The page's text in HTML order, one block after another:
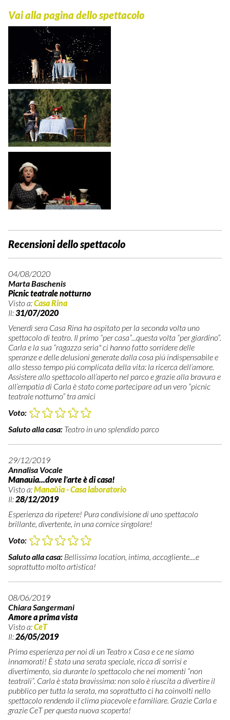
Vai alla pagina dello spettacolo
Recensioni dello spettacolo
04/08/2020
Marta Baschenis
Picnic teatrale notturno
Visto a:Casa Rina
Il:31/07/2020
Venerdì sera Casa Rina ha ospitato per la seconda volta uno
spettacolo di teatro. Il primo “per casa”...questa volta “per giardino”.
Carla e la sua “ragazza seria" ci hanno fatto sorridere delle
speranze e delle delusioni generate dalla cosa piú indispensabile e
allo stesso tempo piú complicata della vita: la ricerca dell’amore.
Assistere allo spettacolo all’aperto nel parco e grazie alla bravura e
all’empatia di Carla è stato come partecipare ad un vero “picnic
teatrale notturno” tra amici
Voto:
Saluto alla casa: Teatro in uno splendido parco
29/12/2019
Annalisa Vocale
Manauia...dove l'arte è di casa!
Visto a:Manaùia - Casa laboratorio
Il:28/12/2019
Esperienza da ripetere! Pura condivisione di uno spettacolo
brillante, divertente, in una cornice singolare!
Voto:
Saluto alla casa: Bellissima location, intima, accogliente....e
soprattutto molto artistica!
08/06/2019
Chiara Sangermani
Amore a prima vista
Visto a:CeT
Il:26/05/2019
Prima esperienza per noi di un Teatro x Casa e ce ne siamo
innamorati! È stata una serata speciale, ricca di sorrisi e
divertimento, sia durante lo spettacolo che nei momenti “non
teatrali”. Carla è stata bravissima: non solo è riuscita a divertire il
pubblico per tutta la serata, ma soprattutto ci ha coinvolti nello
spettacolo rendendo il clima piacevole e familiare. Grazie Carla e
grazie CeT per questa nuova scoperta!